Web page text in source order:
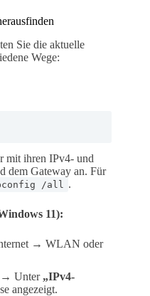
Sie die aktuelle
Wege:
mit ihren IPv4- und
dem Gateway an. Für
/all .
11):
→ WLAN oder
→ Unter „IPv4-
angezeigt.